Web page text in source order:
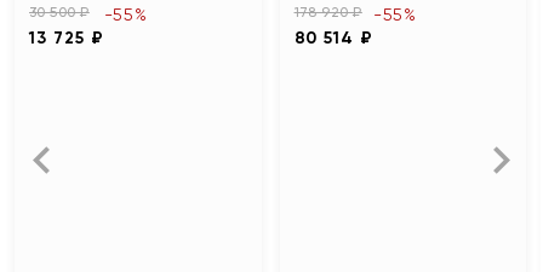
30 500 ₽
13 725 ₽
-55% 178 920 ₽
80 514 ₽
-55%